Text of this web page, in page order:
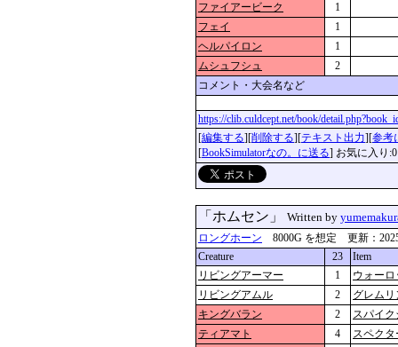
ファイアービーク
1
フェイ
1
ヘルパイロン
1
ムシュフシュ
2
コメント・大会名など
https://clib.culdcept.net/book/
[編集する][削除する][テキスト出力][参考
[BookSimulatorなの。に送る] お気に入り:0
「ホムセン」 Written by
ロングホーン 8000G を想定 更新：
Creature
23
Item
リビングアーマー
1
ウォー
リビングアムル
2
グレム
キングバラン
2
スパイ
ティアマト
4
スペク